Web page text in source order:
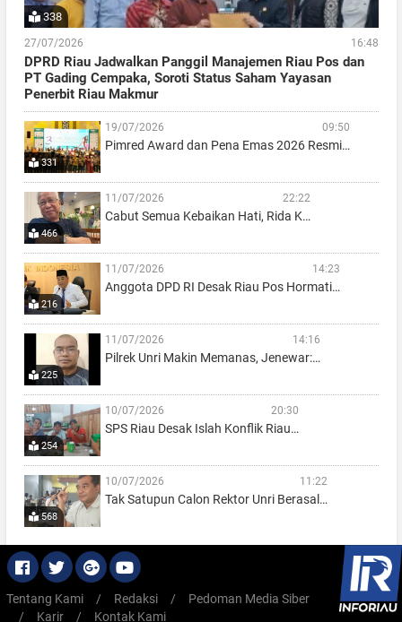
338
27/07/2026 16:48
DPRD Riau Jadwalkan Panggil Manajemen Riau Pos dan
PT Gading Cempaka, Soroti Status Saham Yayasan
Penerbit Riau Makmur
331
19/07/2026 09:50
Pimred Award dan Pena Emas 2026 Resmi…
466
11/07/2026 22:22
Cabut Semua Kebaikan Hati, Rida K…
216
11/07/2026 14:23
Anggota DPD RI Desak Riau Pos Hormati…
225
11/07/2026 14:16
Pilrek Unri Makin Memanas, Jenewar:…
254
10/07/2026 20:30
SPS Riau Desak Islah Konflik Riau…
568
10/07/2026 11:22
Tak Satupun Calon Rektor Unri Berasal…
Tentang Kami / Redaksi /
Pedoman Media Siber
/
Karir / Kontak Kami